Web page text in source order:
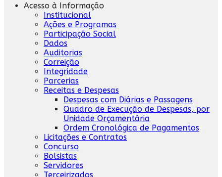
Acesso à Informação
Institucional
Ações e Programas
Participação Social
Dados
Auditorias
Correição
Integridade
Parcerias
Receitas e Despesas
Despesas com Diárias e Passagens
Quadro de Execução de Despesas, por
Unidade Orçamentária
Ordem Cronológica de Pagamentos
Licitações e Contratos
Concurso
Bolsistas
Servidores
Terceirizados